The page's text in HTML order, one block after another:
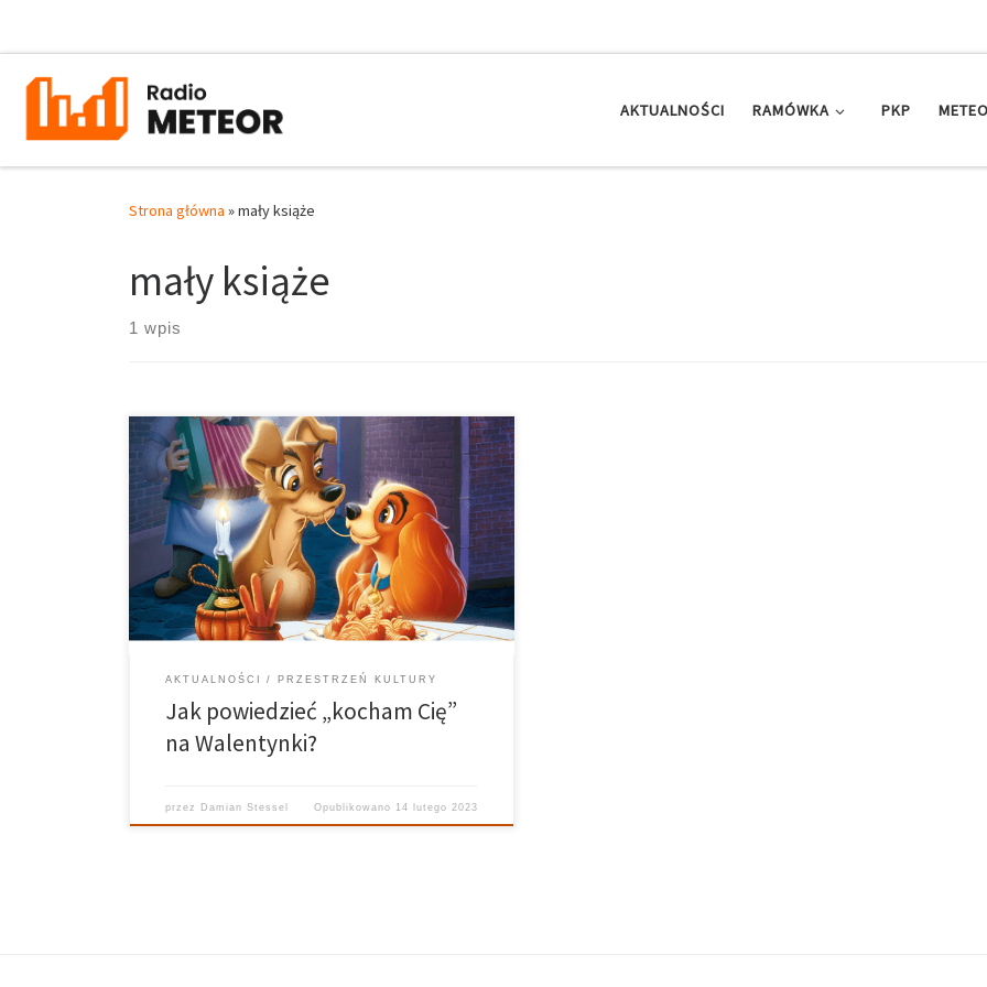
AKTUALNOŚCI RAMÓWKA PKP
Strona główna »mały książe
mały książe
1 wpis
Jak co roku, 14 lutego świętujemy Walentynki,
nazywane dniem zakochanych. Jest to idealna okazja,
aby spędzić czas z ukochaną osobą i wyznać jej naszą
miłość i oddanie. Chcesz zaskoczyć swoją drugą
połówkę cytatem lub wierszem o miłości, który
najbardziej oddaje […]
AKTUALNOŚCI PRZESTRZEŃ KULTURY
Jak powiedzieć „kocham Cię”
na Walentynki?
przez Damian Stessel Opublikowano 14 lutego 2023